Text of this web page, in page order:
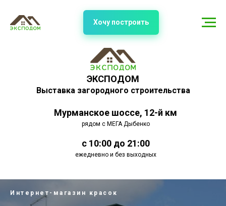
ЭКСПОДОМ
Выставка загородного строительства
Мурманское шоссе, 12-й км
рядом с МЕГА Дыбенко
с 10:00 до 21:00
ежедневно и без выходных
Хочу построить
Интернет-магазин красок